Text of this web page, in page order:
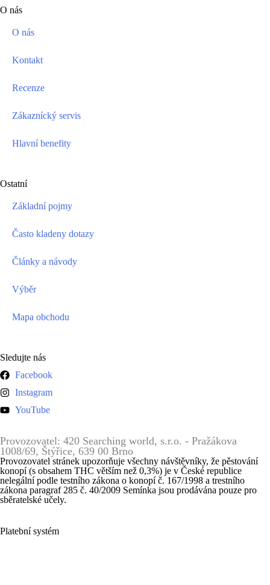
O nás
O nás
Kontakt
Recenze
Zákaznícký servis
Hlavní benefity
Ostatní
Základní pojmy
Často kladeny dotazy
Články a návody
Výběr
Mapa obchodu
Sledujte nás
Facebook
Instagram
YouTube
Provozovatel: 420 Searching world, s.r.o. - Pražákova
1008/69, Štýřice, 639 00 Brno
Provozovatel stránek upozorňuje všechny návštěvníky, že pěstování
konopí (s obsahem THC větším než 0,3%) je v České republice
nelegální podle testního zákona o konopí č. 167/1998 a trestního
zákona paragraf 285 č. 40/2009 Semínka jsou prodávána pouze pro
sběratelské učely.
Platební systém